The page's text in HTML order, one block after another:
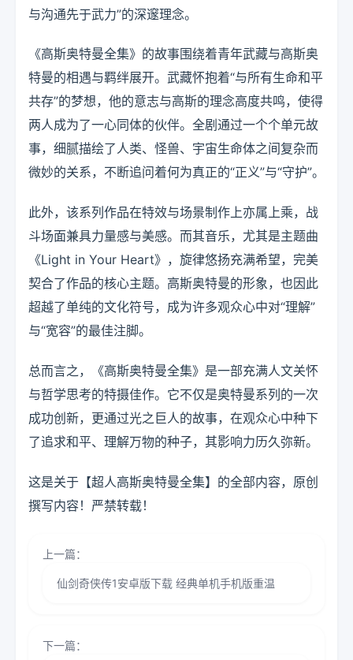
与沟通先于武力”的深邃理念。
《高斯奥特曼全集》的故事围绕着青年武藏与高斯奥
特曼的相遇与羁绊展开。武藏怀抱着“与所有生命和平
共存”的梦想，他的意志与高斯的理念高度共鸣，使得
两人成为了一心同体的伙伴。全剧通过一个个单元故
事，细腻描绘了人类、怪兽、宇宙生命体之间复杂而
微妙的关系，不断追问着何为真正的“正义”与“守护”。
此外，该系列作品在特效与场景制作上亦属上乘，战
斗场面兼具力量感与美感。而其音乐，尤其是主题曲
《Light in Your Heart》，旋律悠扬充满希望，完美
契合了作品的核心主题。高斯奥特曼的形象，也因此
超越了单纯的文化符号，成为许多观众心中对“理解”
与“宽容”的最佳注脚。
总而言之，《高斯奥特曼全集》是一部充满人文关怀
与哲学思考的特摄佳作。它不仅是奥特曼系列的一次
成功创新，更通过光之巨人的故事，在观众心中种下
了追求和平、理解万物的种子，其影响力历久弥新。
这是关于【超人高斯奥特曼全集】的全部内容，原创
撰写内容！严禁转载！
上一篇：
仙剑奇侠传1安卓版下载 经典单机手机版重温
下一篇：